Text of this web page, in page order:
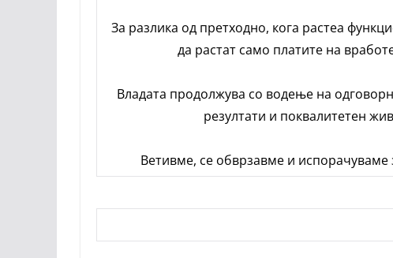
За разлика од претходно, кога растеа
да растат само платите на
Владата продолжува со водење на
резултати и поквалитетен
Ветивме, се обврзавме и